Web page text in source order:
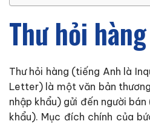
Thư hỏi
Thư hỏi hàng (tiếng Anh là
Letter) là một văn bản
nhập khẩu) gửi đến người
khẩu). Mục đích chính của